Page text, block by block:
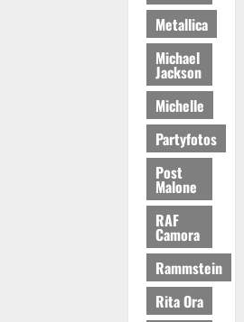
Metallica
Michael
Jackson
Michelle
Partyfotos
Post
Malone
RAF
Camora
Rammstein
Rita Ora